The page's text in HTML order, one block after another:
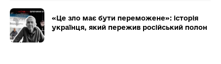
«Це зло має бути переможене»: історія
українця, який пережив російський полон